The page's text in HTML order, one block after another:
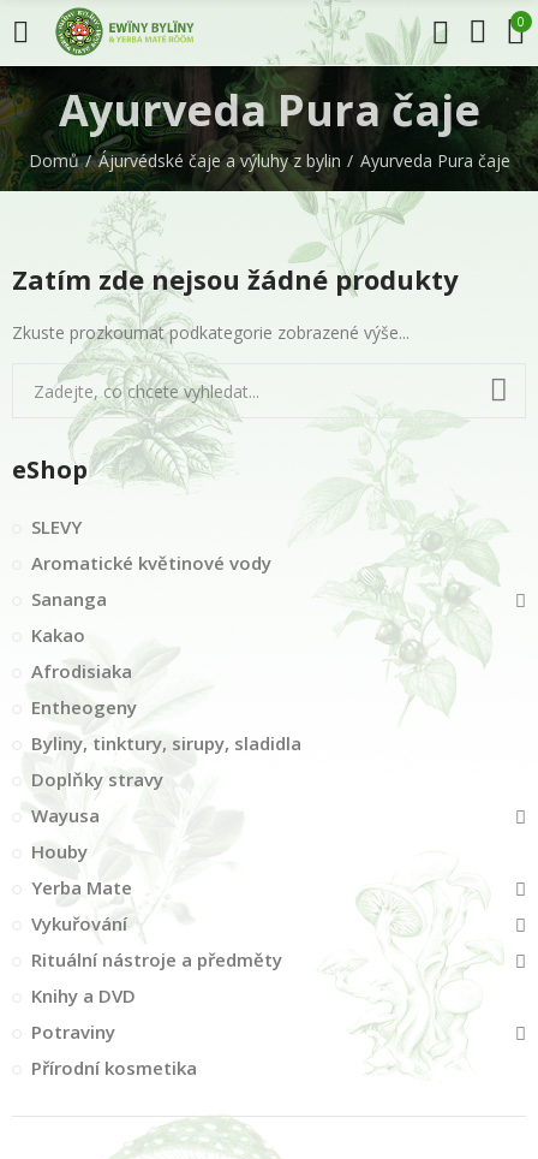
0
Ayurveda Pura čaje
Domů Ájurvédské čaje a výluhy z bylin Ayurveda Pura čaje
Zatím zde nejsou žádné produkty
Zkuste prozkoumat podkategorie zobrazené výše...
eShop
SLEVY
Aromatické květinové vody
Sananga
Kakao
Afrodisiaka
Entheogeny
Byliny, tinktury, sirupy, sladidla
Doplňky stravy
Wayusa
Houby
Yerba Mate
Vykuřování
Rituální nástroje a předměty
Knihy a DVD
Potraviny
Přírodní kosmetika